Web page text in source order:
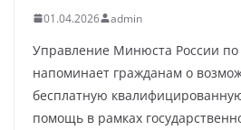
01.04.2026 admin
Управление Минюста России по
напоминает гражданам о
бесплатную
помощь в рамках